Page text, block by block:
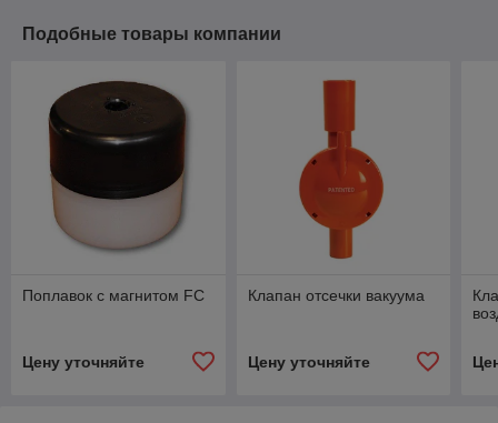
Подобные товары компании
Поплавок с магнитом FC
Цену уточняйте
Клапан отсечки вакуума
Цену уточняйте